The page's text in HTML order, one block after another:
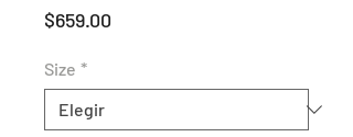
$659.00
Size *